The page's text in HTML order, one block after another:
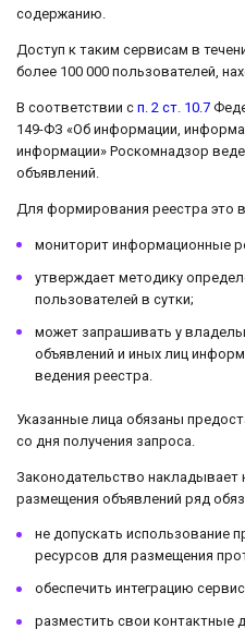
содержанию.
Доступ к таким сервисам в
более 100 000 пользователей,
В соответствии с п. 2 ст. 10.7
149-ФЗ «Об информации,
информации» Роскомнадзор
объявлений.
Для формирования реестра это
мониторит информационные
утверждает методику
пользователей в сутки;
может запрашивать у
объявлений и иных лиц
ведения реестра.
Указанные лица обязаны
со дня получения запроса.
Законодательство накладывает
размещения объявлений ряд
не допускать использование
ресурсов для размещения
обеспечить интеграцию
разместить свои контактные